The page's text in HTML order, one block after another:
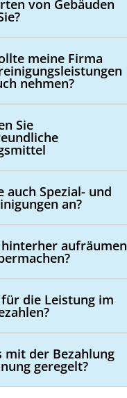
von Gebäuden
meine Firma
nehmen?
Sie
auch Spezial- und
an?
aufräumen
die Leistung im
mit der Bezahlung
geregelt?